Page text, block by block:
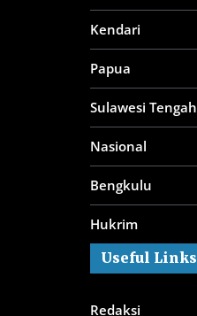
Kendari
Papua
Sulawesi Tengah
Nasional
Bengkulu
Hukrim
Useful Links
Redaksi